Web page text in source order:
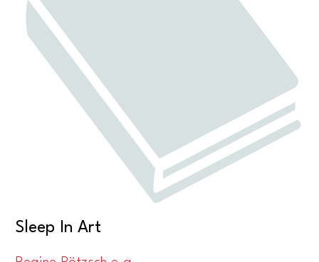
Sleep In Art